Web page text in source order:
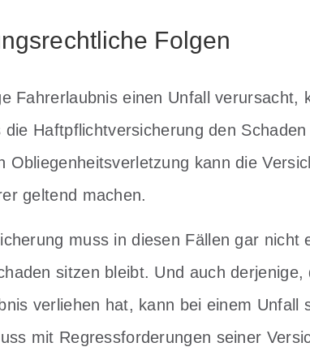
Folgen
Fahrerlaubnis einen Unfall verursacht,
Haftpflichtversicherung den
Obliegenheitsverletzung kann die
geltend machen.
muss in diesen Fällen gar
sitzen bleibt. Und auch
verliehen hat, kann bei einem Unfall
mit Regressforderungen seiner